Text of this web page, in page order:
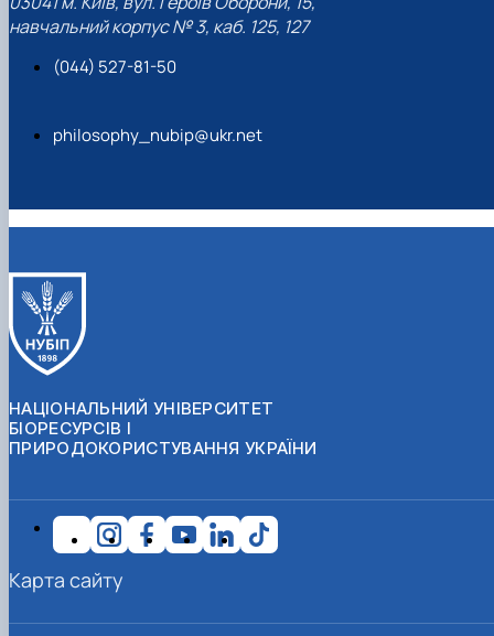
навчальний корпус № 3, каб. 125, 127
(044) 527-81-50
philosophy_nubip@ukr.net
НАЦІОНАЛЬНИЙ УНІВЕРСИТЕТ
БІОРЕСУРСІВ І
ПРИРОДОКОРИСТУВАННЯ УКРАЇНИ
Карта сайту